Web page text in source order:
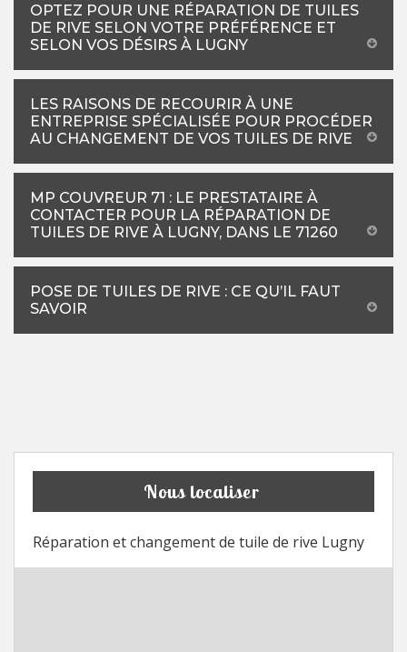
OPTEZ POUR UNE RÉPARATION DE TUILES
DE RIVE SELON VOTRE PRÉFÉRENCE ET
SELON VOS DÉSIRS À LUGNY
LES RAISONS DE RECOURIR À UNE
ENTREPRISE SPÉCIALISÉE POUR PROCÉDER
AU CHANGEMENT DE VOS TUILES DE RIVE
MP COUVREUR 71 : LE PRESTATAIRE À
CONTACTER POUR LA RÉPARATION DE
TUILES DE RIVE À LUGNY, DANS LE 71260
POSE DE TUILES DE RIVE : CE QU’IL FAUT
SAVOIR
Nous localiser
Réparation et changement de tuile de rive Lugny